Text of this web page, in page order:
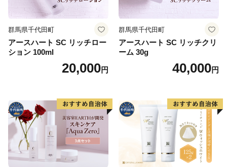
群馬県千代田町
アースハート SC リッチロー
ション 100ml
20,000円
群馬県千代田町
アースハート SC リッチクリ
ーム 30g
40,000円